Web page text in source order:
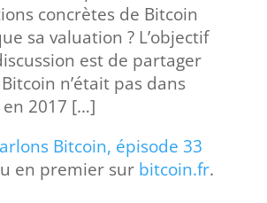
concrètes de Bitcoin
sa valuation ? L’objectif
est de partager
n’était pas dans
2017 […]
Bitcoin, épisode 33
en premier sur bitcoin.fr.